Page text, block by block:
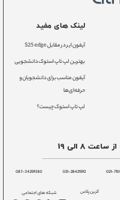
لینک های مفید
آیفون ایر در مقابل S25 edge
بهترین لپ تاپ استوک دانشجویی
آیفون مناسب برای دانشجویان و
حرفه‌ای‌ها
لپ تاپ استوک چیست؟
8 الی 19
021-
021-28421592
087-34259380
آترین پلاس شبکه های اجتماعی